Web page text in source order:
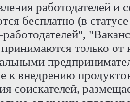
работодателей и
бесплатно (в
только
к внедрению
соискателей,